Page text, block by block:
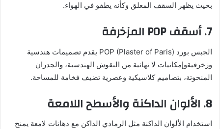
بحيث يظهر السقف المعلق وكأنه يطفو في الهواء.
7. أسقف POP المزخرفة
الجبس بورد POP (Plaster of Paris) يقدم تصميمات هندسية
وزخرفيةوإمكانيات لا نهائية من النقوش الهندسية، والجدران
المنحوتة، بتصاميم كلاسيكية وعصرية تضيف فخامة للمساحة.
8. الألوان الداكنة والأسطح اللامعة
استخدام الألوان الداكنة مثل الرمادي الداكن مع دهانات لامعة يمنح